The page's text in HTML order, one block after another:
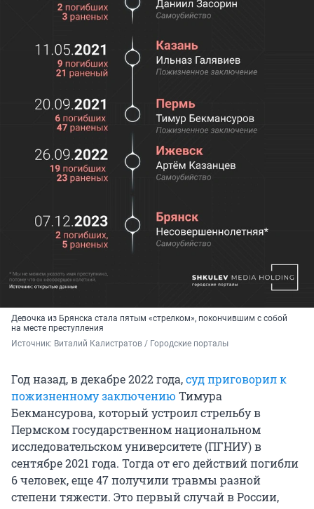
Девочка из Брянска стала пятым «стрелком», покончившим с собой
на месте преступления
Источник: Виталий Калистратов / Городские порталы
Год назад, в декабре 2022 года,суд приговорил к
пожизненному заключению Тимура
Бекмансурова, который устроил стрельбу в
Пермском государственном национальном
исследовательском университете (ПГНИУ) в
сентябре 2021 года. Тогда от его действий погибли
6 человек, еще 47 получили травмы разной
степени тяжести. Это первый случай в России,